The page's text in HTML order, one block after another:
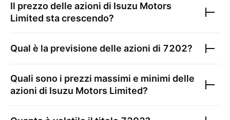
Il prezzo delle azioni di Isuzu Motors
Limited sta crescendo?
Qual è la previsione delle azioni di 7202?
Quali sono i prezzi massimi e minimi delle
azioni di Isuzu Motors Limited?